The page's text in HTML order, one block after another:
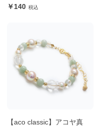
140
【aco classic】アコヤ真